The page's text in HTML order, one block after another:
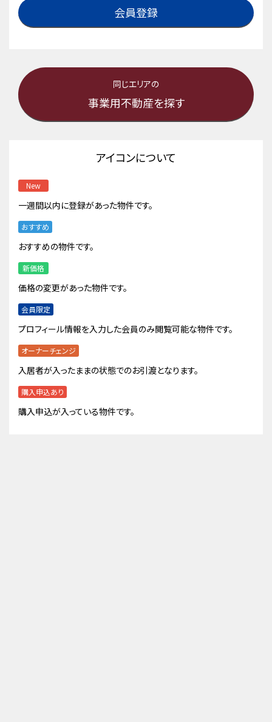
会員登録
同じエリアの
事業用不動産を探す
アイコンについて
New
一週間以内に登録があった物件です。
おすすめ
おすすめの物件です。
新価格
価格の変更があった物件です。
会員限定
プロフィール情報を入力した会員のみ閲覧可能な物件です。
オーナーチェンジ
入居者が入ったままの状態でのお引渡となります。
購入申込あり
購入申込が入っている物件です。